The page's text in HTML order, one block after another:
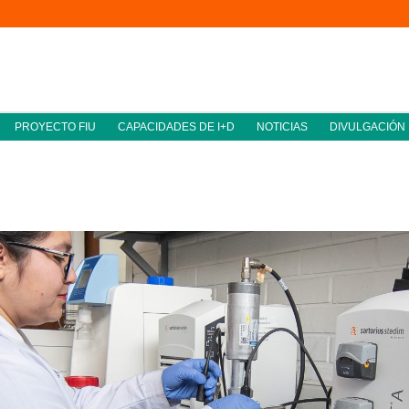
PROYECTO FIU CAPACIDADES DE I+D NOTICIAS DIVULGACIÓN